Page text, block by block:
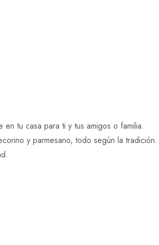
tu casa para ti y tus amigos o familia.
y parmesano, todo según la tradición.